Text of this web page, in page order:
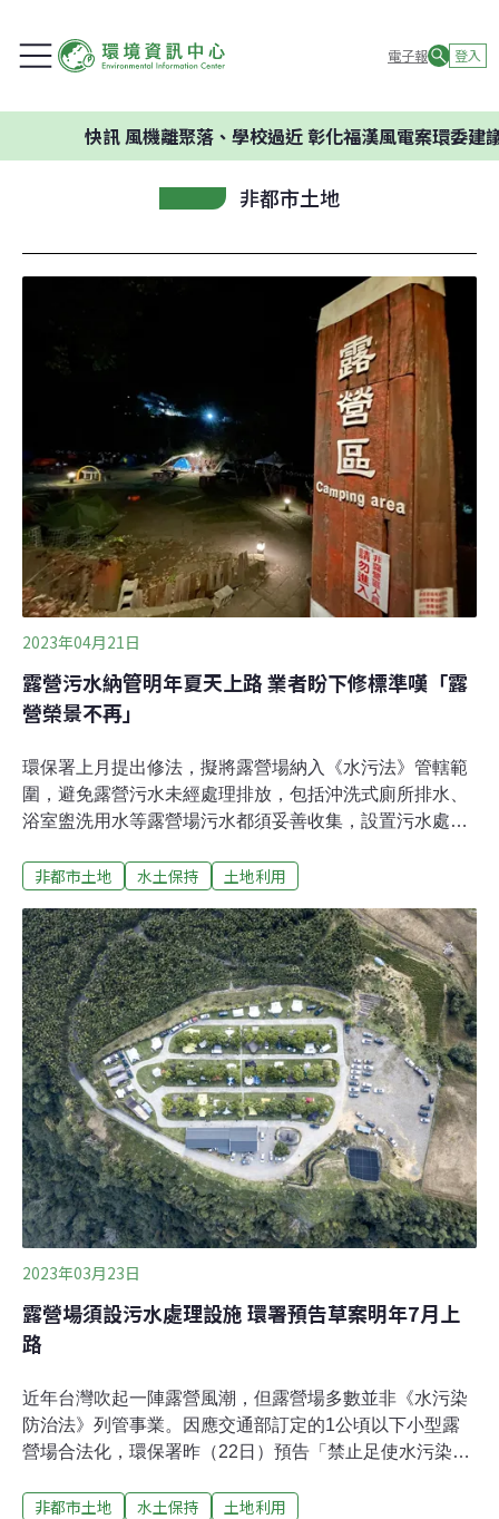
電子報 登入
風機離聚落、學校過近 彰化福漢風電案環委建議不應
非都市土地
2023年04月21日
露營污水納管明年夏天上路 業者盼下修標準嘆「露
營榮景不再」
環保署上月提出修法，擬將露營場納入《水污法》管轄範
圍，避免露營污水未經處理排放，包括沖洗式廁所排水、
浴室盥洗用水等露營場污水都須妥善收集，設置污水處理
（21日）環保署舉行「禁止足使水污染行為」修正草案研
準過高，露營場並不是天天客滿，「露營榮景不再」，希
望下修污水處理量標準。露營場須設污水處理設施 2024年
7月1日生效近年露營活動人數增加，為避免露營產生的污
水未經處理就排放至水體，環保署3月預告修正「禁止足
使水污染行為」草案，規定露營場沖洗式廁所排水及生活
雜排水應納入污水下水道系統、集中處理場、或委託廢水
代處理業處理，規範對象為水污染管制區內的露營場，預
計2024年7月1日上路。環保署水保處科長李美慧說明，露
營場可能的水污染來源有廁所排泄物、浴室盥洗用水、洗
手台洗滌水等，污水性質類似生
非都市土地 水土保持 土地利用
2023年03月23日
露營場須設污水處理設施 環署預告草案明年7月上
路
近年台灣吹起一陣露營風潮，但露營場多數並非《水污染
防治法》列管事業。因應交通部訂定的1公頃以下小型露
營場合法化，環保署昨（22日）預告「禁止足使水污染行
為」，露營業者必須妥善收集處理污水，並設置足夠處理
非都市土地 水土保持 土地利用